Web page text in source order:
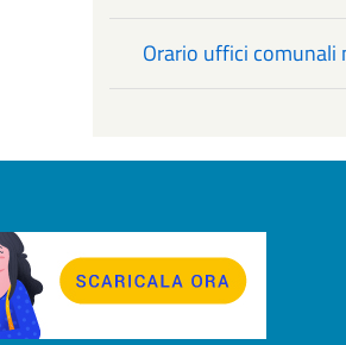
Orario uffici comunali